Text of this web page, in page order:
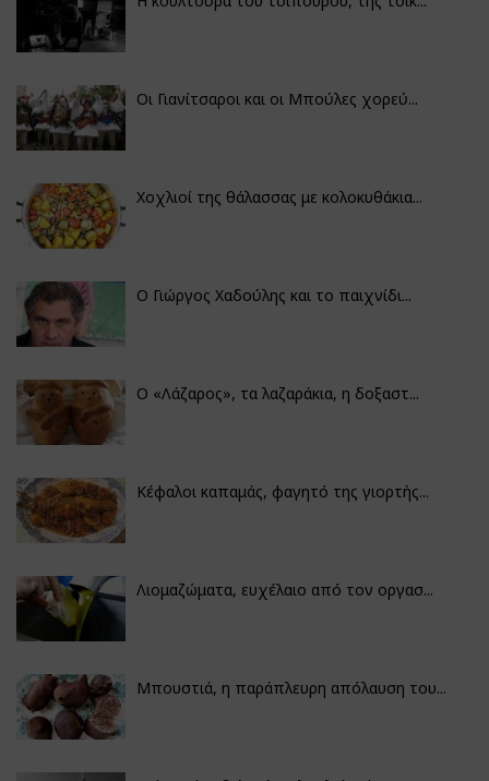
Οι Γιανίτσαροι και οι Μπούλες χορεύ...
Χοχλιοί της θάλασσας με κολοκυθάκια...
Ο Γιώργος Χαδούλης και το παιχνίδι...
Ο «Λάζαρος», τα λαζαράκια, η δοξαστ...
Κέφαλοι καπαμάς, φαγητό της γιορτής...
Λιομαζώματα, ευχέλαιο από τον οργασ...
Μπουστιά, η παράπλευρη απόλαυση του...